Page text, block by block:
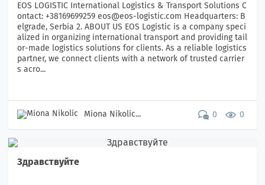
EOS LOGISTIC International Logistics & Transport Solutions C
ontact: +38169699259 eos@eos-logistic.com Headquarters: B
elgrade, Serbia 2. ABOUT US EOS Logistic is a company speci
alized in organizing international transport and providing tail
or-made logistics solutions for clients. As a reliable logistics
partner, we connect clients with a network of trusted carrier
s acro...
Miona Nikolic... 0 0
Здравствуйте